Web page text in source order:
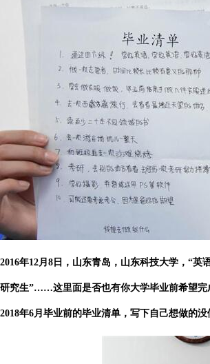
2016年12月8日，山东青岛，山东科技大学，“
研究生”……这里面是否也有你大学毕业前希望完
2018年6月毕业前的毕业清单，写下自己想做的